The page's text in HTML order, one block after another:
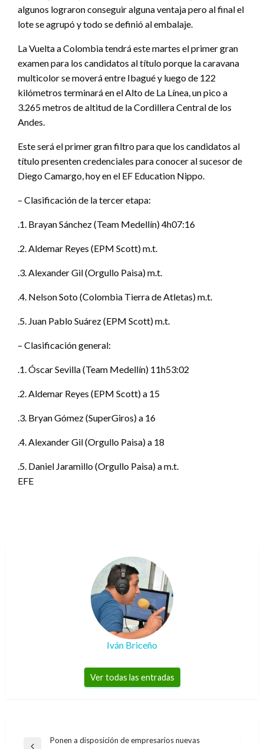
algunos lograron conseguir alguna ventaja pero al final el
lote se agrupó y todo se definió al embalaje.
La Vuelta a Colombia tendrá este martes el primer gran
examen para los candidatos al título porque la caravana
multicolor se moverá entre Ibagué y luego de 122
kilómetros terminará en el Alto de La Línea, un pico a
3.265 metros de altitud de la Cordillera Central de los
Andes.
Este será el primer gran filtro para que los candidatos al
título presenten credenciales para conocer al sucesor de
Diego Camargo, hoy en el EF Education Nippo.
– Clasificación de la tercer etapa:
.1. Brayan Sánchez (Team Medellín) 4h07:16
.2. Aldemar Reyes (EPM Scott) m.t.
.3. Alexander Gil (Orgullo Paisa) m.t.
.4. Nelson Soto (Colombia Tierra de Atletas) m.t.
.5. Juan Pablo Suárez (EPM Scott) m.t.
– Clasificación general:
.1. Óscar Sevilla (Team Medellín) 11h53:02
.2. Aldemar Reyes (EPM Scott) a 15
.3. Bryan Gómez (SuperGiros) a 16
.4. Alexander Gil (Orgullo Paisa) a 18
.5. Daniel Jaramillo (Orgullo Paisa) a m.t.
EFE
Iván Briceño
Ver todas las entradas
Navegación
Ponen a disposición de empresarios nuevas